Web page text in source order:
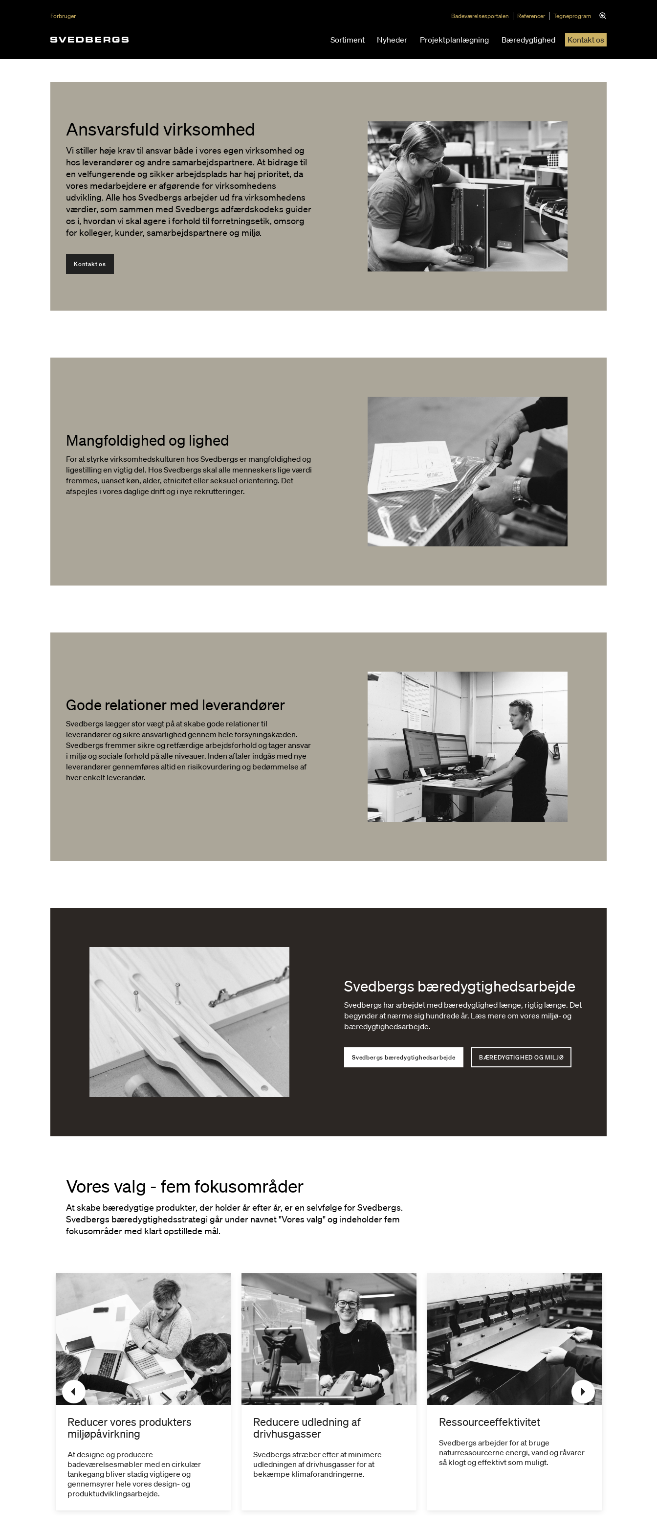
Forbruger Badeværelsesportalen Referencer Tegneprogram
Sortiment Nyheder Projektplanlægning Bæredygtighed Kontakt os
Ansvarsfuld virksomhed
Vi stiller høje krav til ansvar både i vores egen virksomhed og
hos leverandører og andre samarbejdspartnere. At bidrage til
en velfungerende og sikker arbejdsplads har høj prioritet, da
vores medarbejdere er afgørende for virksomhedens
udvikling. Alle hos Svedbergs arbejder ud fra virksomhedens
værdier, som sammen med Svedbergs adfærdskodeks guider
os i, hvordan vi skal agere i forhold til forretningsetik, omsorg
for kolleger, kunder, samarbejdspartnere og miljø.
Kontakt os
Mangfoldighed og lighed
For at styrke virksomhedskulturen hos Svedbergs er mangfoldighed og
ligestilling en vigtig del. Hos Svedbergs skal alle menneskers lige værdi
fremmes, uanset køn, alder, etnicitet eller seksuel orientering. Det
afspejles i vores daglige drift og i nye rekrutteringer.
Gode relationer med leverandører
Svedbergs lægger stor vægt på at skabe gode relationer til
leverandører og sikre ansvarlighed gennem hele forsyningskæden.
Svedbergs fremmer sikre og retfærdige arbejdsforhold og tager ansvar
i miljø og sociale forhold på alle niveauer. Inden aftaler indgås med nye
leverandører gennemføres altid en risikovurdering og bedømmelse af
hver enkelt leverandør.
Svedbergs bæredygtighedsarbejde
Svedbergs har arbejdet med bæredygtighed længe, ​​rigtig længe. Det
begynder at nærme sig hundrede år. Læs mere om vores miljø- og
bæredygtighedsarbejde.
Svedbergs bæredygtighedsarbejde BÆREDYGTIGHED OG MILJØ
Vores valg - fem fokusområder
At skabe bæredygtige produkter, der holder år efter år, er en selvfølge for Svedbergs.
Svedbergs bæredygtighedsstrategi går under navnet "Vores valg" og indeholder fem
fokusområder med klart opstillede mål.
Reducer vores produkters
miljøpåvirkning
At designe og producere
badeværelsesmøbler med en cirkulær
tankegang bliver stadig vigtigere og
gennemsyrer hele vores design- og
produktudviklingsarbejde.
Reducere udledning af
drivhusgasser
Svedbergs stræber efter at minimere
udledningen af ​​drivhusgasser for at
bekæmpe klimaforandringerne.
Ressourceeffektivitet
Svedbergs arbejder for at bruge
naturressourcerne energi, vand og råvarer
så klogt og effektivt som muligt.